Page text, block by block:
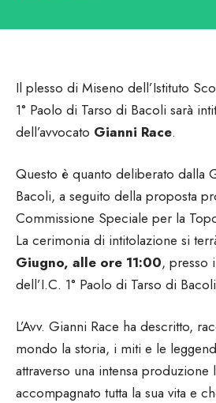
Il plesso di Miseno dell’Istituto
1° Paolo di Tarso di Bacoli sarà
dell’avvocato Gianni Race.
Questo è quanto deliberato dalla
Bacoli, a seguito della proposta
Commissione Speciale per la
La cerimonia di intitolazione si
Giugno, alle ore 11:00, presso
dell’I.C. 1° Paolo di Tarso di
L’Avv. Gianni Race ha descritto,
mondo la storia, i miti e le
attraverso una intensa produzione
accompagnato tutta la sua vita e